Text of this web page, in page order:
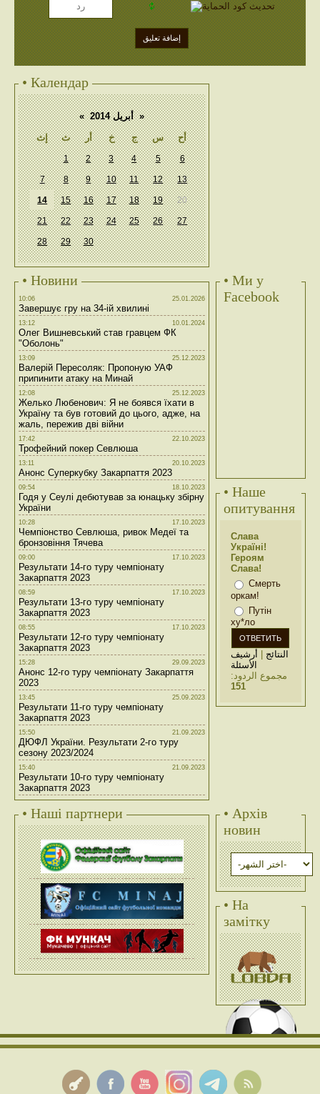
• Календар
« أبريل 2014 »
إث
ث أر خ ج س أح
1 2 3 4 5 6
7 8 9 10 11 12 13
14 15 16 17 18 19 20
21 22 23 24 25 26 27
28 29 30
• Новини
10:06 25.01.2026
Завершує гру на 34-ій хвилині
13:12 10.01.2024
Олег Вишневський став гравцем ФК
"Оболонь"
13:09 25.12.2023
Валерій Пересоляк: Пропоную УАФ
припинити атаку на Минай
12:08 25.12.2023
Желько Любенович: Я не боявся їхати в
Україну та був готовий до цього, адже, на
жаль, пережив дві війни
17:42 22.10.2023
Трофейний покер Севлюша
13:11 20.10.2023
Анонс Суперкубку Закарпаття 2023
09:54 18.10.2023
Годя у Сеулі дебютував за юнацьку збірну
України
10:28 17.10.2023
Чемпіонство Севлюша, ривок Медеї та
бронзовіння Тячева
09:00 17.10.2023
Результати 14-го туру чемпіонату
Закарпаття 2023
08:59 17.10.2023
Результати 13-го туру чемпіонату
Закарпаття 2023
08:55 17.10.2023
Результати 12-го туру чемпіонату
Закарпаття 2023
15:28 29.09.2023
Анонс 12-го туру чемпіонату Закарпаття
2023
13:45 25.09.2023
Результати 11-го туру чемпіонату
Закарпаття 2023
15:50 21.09.2023
ДЮФЛ України. Результати 2-го туру
сезону 2023/2024
15:40 21.09.2023
Результати 10-го туру чемпіонату
Закарпаття 2023
• Ми у
Facebook
• Наше
опитування
Слава
Україні!
Героям
Слава!
Смерть
оркам!
Путін
ху*ло
النتائج | أرشيف
الأسئلة
مجموع الردود:
151
• Наші партнери
• Архів
новин
• На
замітку